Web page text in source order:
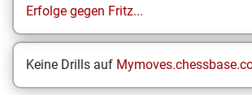
Erfolge gegen Fritz...
Keine Drills auf